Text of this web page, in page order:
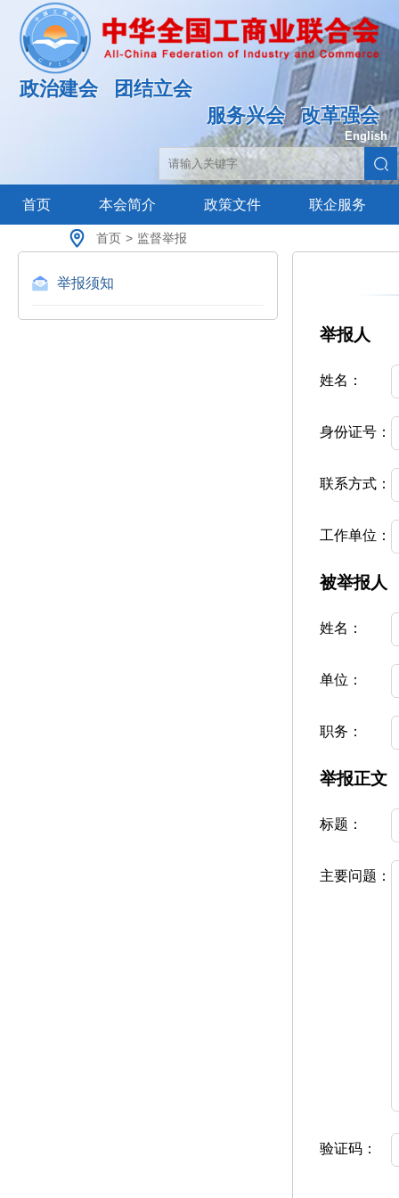
政治建会
团结立会
服务兴会 改革强会
English |
首页 本会简介 政策文件 联企服务
首页 > 监督举报
举报须知
举报人
姓名：
身份证号：
联系方式：
工作单位：
被举报人
姓名：
单位：
职务：
举报正文
标题：
主要问题：
验证码：